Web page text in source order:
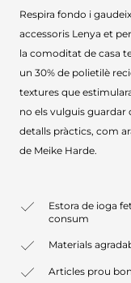
Respira fondo i
accessoris Lenya et
la comoditat de casa
un 30% de polietilè
textures que
no els vulguis guardar
detalls pràctics, com
de Meike Harde.
Estora de ioga
consum
Materials
Articles prou